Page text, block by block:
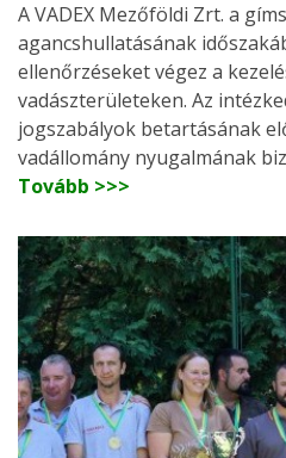
A VADEX Mezőföldi Zrt. a
agancshullatásának
ellenőrzéseket végez a
vadászterületeken. Az
jogszabályok betartásának
vadállomány nyugalmának
Tovább >>>